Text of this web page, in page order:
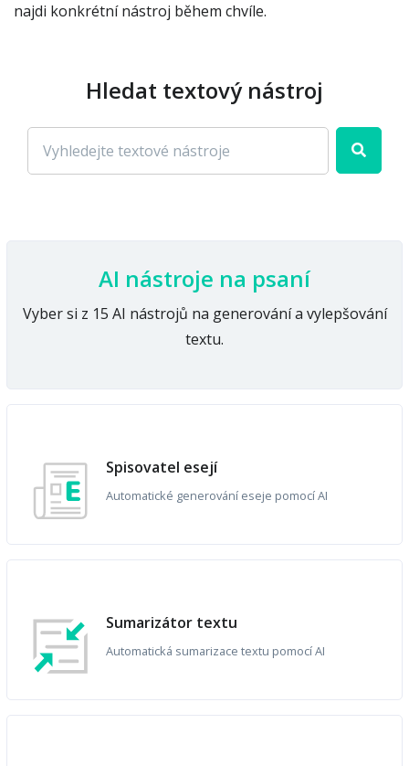
najdi konkrétní nástroj během chvíle.
Hledat textový nástroj
AI nástroje na psaní
Vyber si z 15 AI nástrojů na generování a vylepšování
textu.
Spisovatel esejí
Automatické generování eseje pomocí AI
Sumarizátor textu
Automatická sumarizace textu pomocí AI